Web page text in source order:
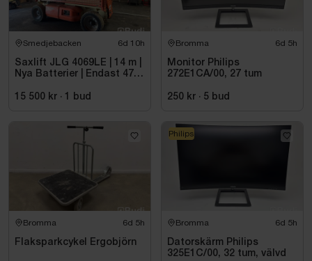
Smedjebacken 6d 10h
Saxlift JLG 4069LE | 14 m |
Nya Batterier | Endast 475
15 500 kr · 1 bud
Bromma 6d 5h
Monitor Philips
272E1CA/00, 27 tum
250 kr · 5 bud
Bromma 6d 5h
Flaksparkcykel Ergobjörn
Bromma 6d 5h
Datorskärm Philips
325E1C/00, 32 tum, välvd
Philips